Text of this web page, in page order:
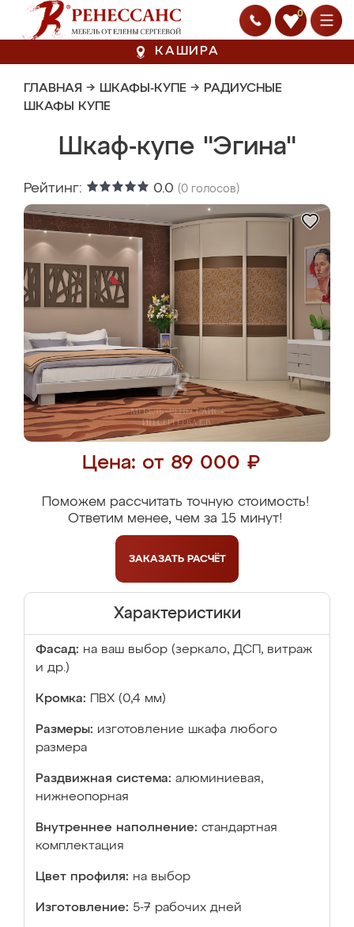
0
КАШИРА
ГЛАВНАЯ → ШКАФЫ-КУПЕ → РАДИУСНЫЕ
ШКАФЫ КУПЕ
Шкаф-купе "Эгина"
Рейтинг: 0.0 (0 голосов)
Цена: от 89 000 ₽
Поможем рассчитать точную стоимость!
Ответим менее, чем за 15 минут!
ЗАКАЗАТЬ РАСЧЁТ
Характеристики
Фасад: на ваш выбор (зеркало, ДСП, витраж
и др.)
Кромка: ПВХ (0,4 мм)
Размеры: изготовление шкафа любого
размера
Раздвижная система: алюминиевая,
нижнеопорная
Внутреннее наполнение: стандартная
комплектация
Цвет профиля: на выбор
Изготовление: 5-7 рабочих дней